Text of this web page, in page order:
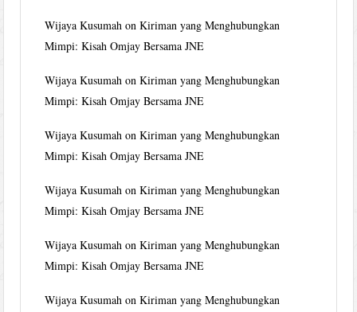
Wijaya Kusumah onKiriman yang Menghubungkan
Mimpi: Kisah Omjay Bersama JNE
Wijaya Kusumah onKiriman yang Menghubungkan
Mimpi: Kisah Omjay Bersama JNE
Wijaya Kusumah onKiriman yang Menghubungkan
Mimpi: Kisah Omjay Bersama JNE
Wijaya Kusumah onKiriman yang Menghubungkan
Mimpi: Kisah Omjay Bersama JNE
Wijaya Kusumah onKiriman yang Menghubungkan
Mimpi: Kisah Omjay Bersama JNE
Wijaya Kusumah onKiriman yang Menghubungkan